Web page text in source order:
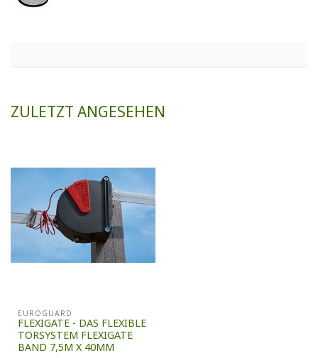
ZULETZT ANGESEHEN
EUROGUARD
FLEXIGATE - DAS FLEXIBLE
TORSYSTEM FLEXIGATE
BAND 7,5M X 40MM